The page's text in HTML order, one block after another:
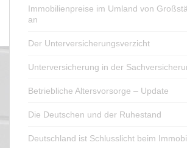
Immobilienpreise im Umland von
an
Der Unterversicherungsverzicht
Unterversicherung in der
Betriebliche Altersvorsorge – Update
Die Deutschen und der Ruhestand
Deutschland ist Schlusslicht beim